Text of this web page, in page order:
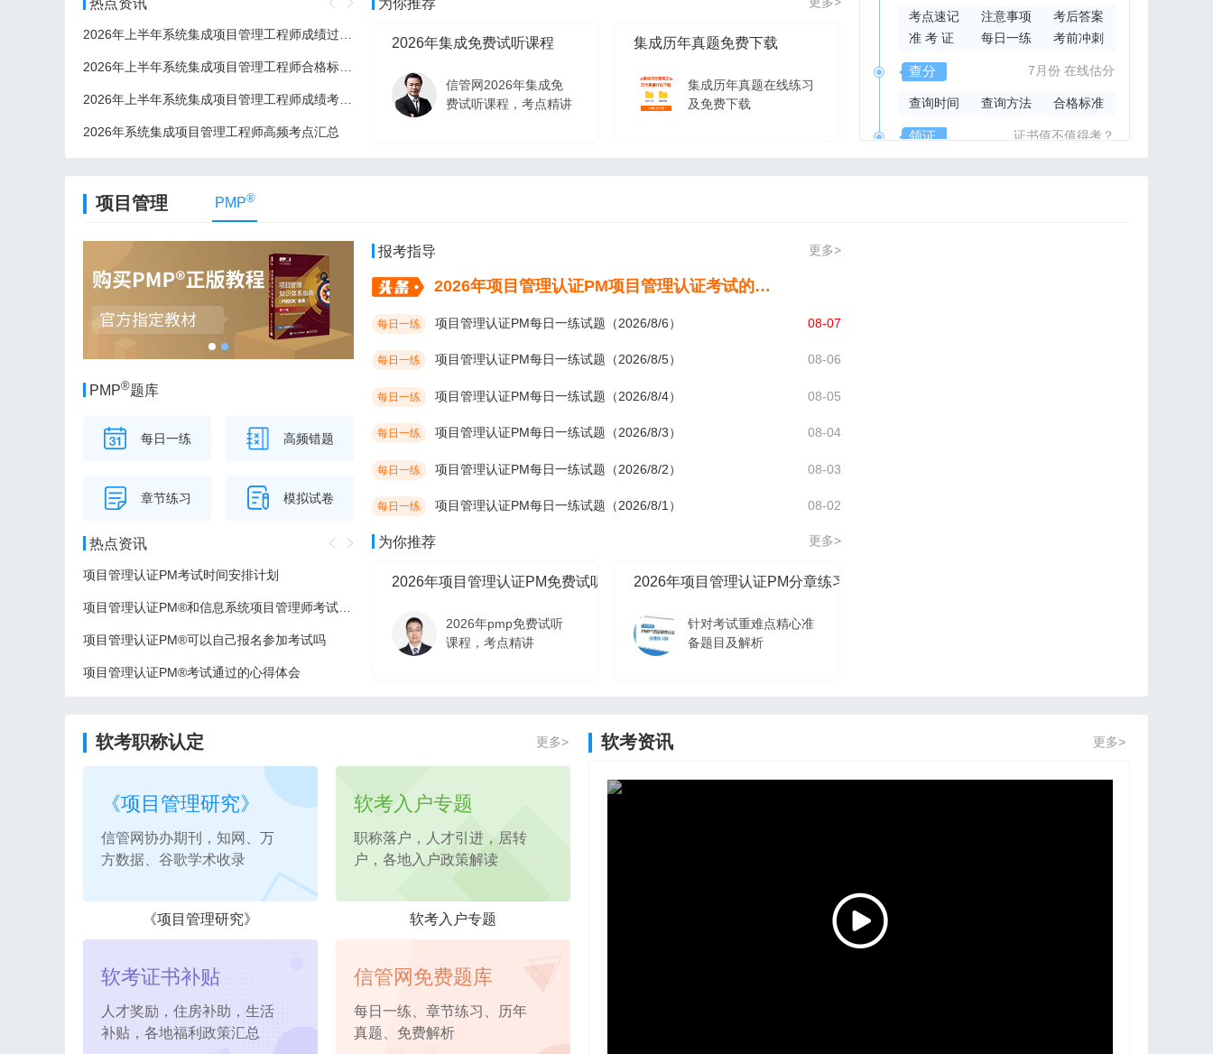
2026年系统集成项目管理工程师高频考点汇总
为你推荐
2026年集成免费试听课程
信管网2026年集成免
费试听课程，考点精讲
集成历年真题免费下载
集成历年真题在线练习
及免费下载
2026年集成官方指导书
2026系统集成项目管
理工程师官方指导教材
考点速记 注意事项
考后答案
准 考 证
每日一练 考前冲刺
查分 7月份 在线估分
查询时间 查询方法 合格标准
领证 证书值不值得考？
项目管理 PMP®
PMP®题库
每日一练 高频错题
章节练习 模拟试卷
热点资讯
项目管理认证PM考试时间安排计划
项目管理认证PM®和信息系统项目管理师考试的区别
项目管理认证PM®可以自己报名参加考试吗
项目管理认证PM®考试通过的心得体会
报考指导 更多>
2026年项目管理认证PM项目管理认证考试的流程（从报名到拿证）
每日一练 项目管理认证PM每日一练试题（2026/8/6） 08-07
每日一练 项目管理认证PM每日一练试题（2026/8/5） 08-06
每日一练 项目管理认证PM每日一练试题（2026/8/4） 08-05
每日一练 项目管理认证PM每日一练试题（2026/8/3） 08-04
每日一练 项目管理认证PM每日一练试题（2026/8/2） 08-03
每日一练 项目管理认证PM每日一练试题（2026/8/1） 08-02
为你推荐 更多>
2026年项目管理认证PM免费试听课程
2026年pmp免费试听
课程，考点精讲
2026年项目管理认证PM分章练习册
针对考试重难点精心准
备题目及解析
2026年pmp免费试听
课程，考点精讲
软考职称认定 更多>
《项目管理研究》
信管网协办期刊，知网、万
方数据、谷歌学术收录
《项目管理研究》
软考入户专题
职称落户，人才引进，居转
户，各地入户政策解读
软考入户专题
软考证书补贴
人才奖励，住房补助，生活
补贴，各地福利政策汇总
信管网免费题库
每日一练、章节练习、历年
真题、免费解析
软考资讯 更多>